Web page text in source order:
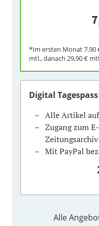
*Im ersten Monat7,90
mtl., danach 29,90 €
Digital Tagespass
Alle Artikel
Zugang zum
Zeitungsarchiv
Mit PayPal
Alle